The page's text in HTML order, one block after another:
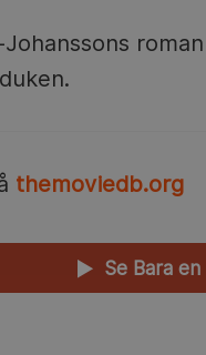
themoviedb.org
▲ Se Bara